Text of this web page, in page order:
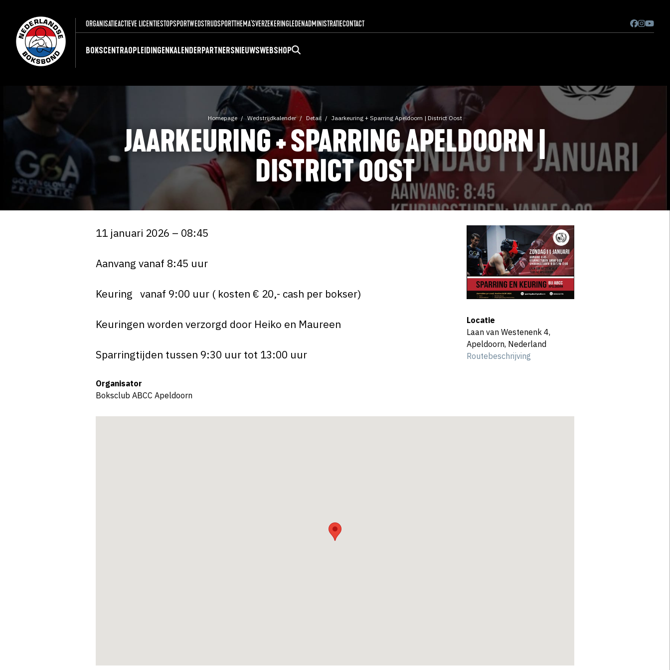
ORGANISATIEACTIEVE LICENTIESTOPSPORTWEDSTRIJDSPORTTHEMA'SVERZEKERINGLEDENADMINISTRATIECONTACT
BOKSCENTRAOPLEIDINGENKALENDERPARTNERSNIEUWSWEBSHOP
Homepage Wedstrijdkalender Detail Jaarkeuring + Sparring Apeldoorn | District Oost
JAARKEURING + SPARRING APELDOORN |
DISTRICT OOST
11 januari 2026 – 08:45
Aanvang vanaf 8:45 uur
Keuring vanaf 9:00 uur ( kosten € 20,- cash per bokser)
Keuringen worden verzorgd door Heiko en Maureen
Sparringtijden tussen 9:30 uur tot 13:00 uur
Organisator
Boksclub ABCC Apeldoorn
Locatie
Laan van Westenenk 4,
Apeldoorn, Nederland
Routebeschrijving